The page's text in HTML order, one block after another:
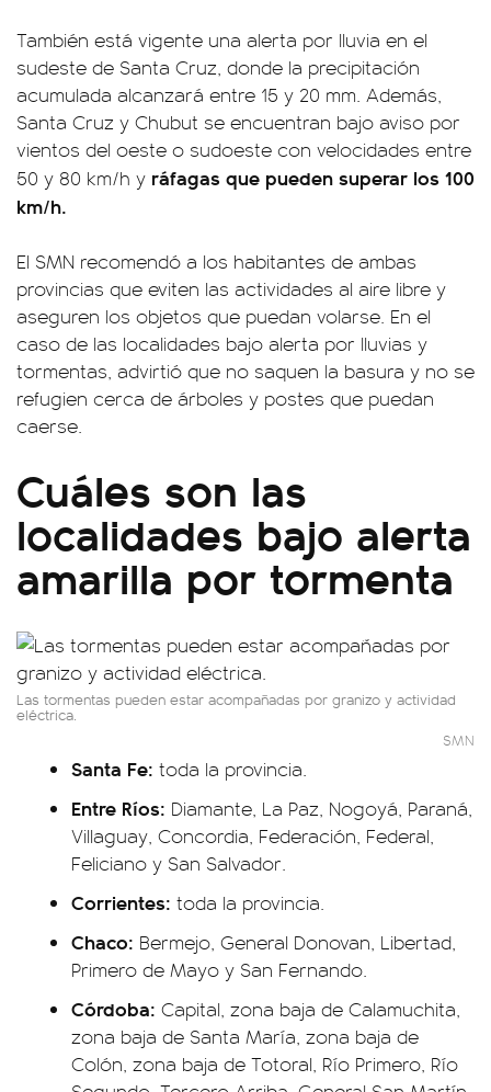
También está vigente una alerta por lluvia en el
sudeste de Santa Cruz, donde la precipitación
acumulada alcanzará entre 15 y 20 mm. Además,
Santa Cruz y Chubut se encuentran bajo aviso por
vientos del oeste o sudoeste con velocidades entre
50 y 80 km/h y ráfagas que pueden superar los 100
km/h.
El SMN recomendó a los habitantes de ambas
provincias que eviten las actividades al aire libre y
aseguren los objetos que puedan volarse. En el
caso de las localidades bajo alerta por lluvias y
tormentas, advirtió que no saquen la basura y no se
refugien cerca de árboles y postes que puedan
caerse.
Cuáles son las
localidades bajo alerta
amarilla por tormenta
Las tormentas pueden estar acompañadas por granizo y actividad
eléctrica.
SMN
Santa Fe: toda la provincia.
Entre Ríos: Diamante, La Paz, Nogoyá, Paraná,
Villaguay, Concordia, Federación, Federal,
Feliciano y San Salvador.
Corrientes: toda la provincia.
Chaco: Bermejo, General Donovan, Libertad,
Primero de Mayo y San Fernando.
Córdoba: Capital, zona baja de Calamuchita,
zona baja de Santa María, zona baja de
Colón, zona baja de Totoral, Río Primero, Río